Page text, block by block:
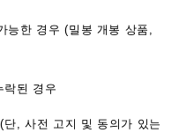
능한 경우 (밀봉 개봉 상품,
락된 경우
, 사전 고지 및 동의가 있는